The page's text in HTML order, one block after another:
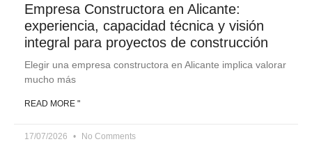
Empresa Constructora en Alicante:
experiencia, capacidad técnica y visión
integral para proyectos de construcción
Elegir una empresa constructora en Alicante implica valorar
mucho más
READ MORE "
17/07/2026 No Comments